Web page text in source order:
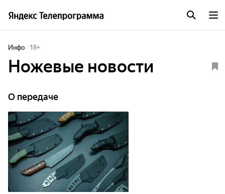
Инфо 18+
Ножевые новости
О передаче